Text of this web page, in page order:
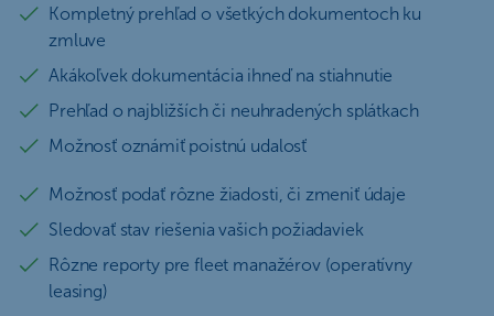
Kompletný prehľad o všetkých dokumentoch ku
zmluve
Akákoľvek dokumentácia ihneď na stiahnutie
Prehľad o najbližších či neuhradených splátkach
Možnosť oznámiť poistnú udalosť
Možnosť podať rôzne žiadosti, či zmeniť údaje
Sledovať stav riešenia vašich požiadaviek
Rôzne reporty pre fleet manažérov (operatívny
leasing)